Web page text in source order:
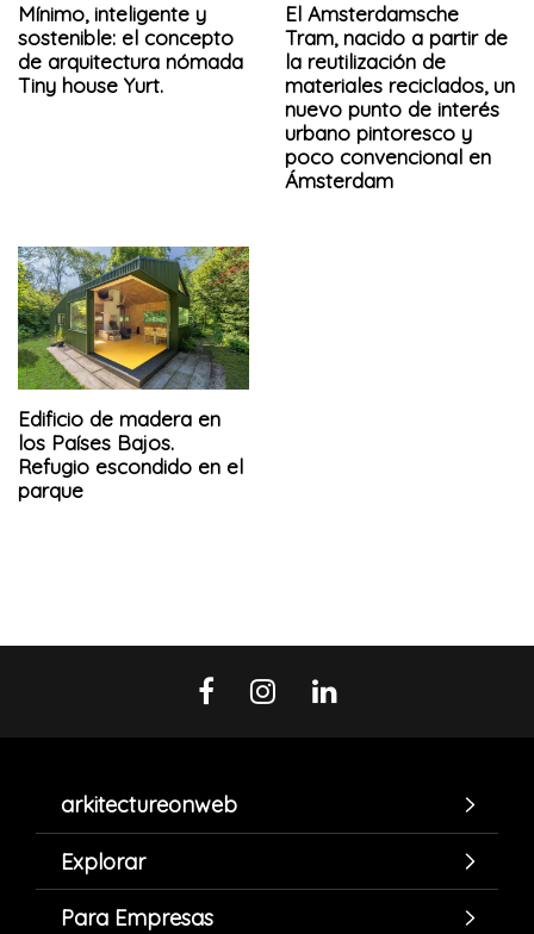
Mínimo, inteligente y
sostenible: el concepto
de arquitectura nómada
Tiny house Yurt.
El Amsterdamsche
Tram, nacido a partir de
la reutilización de
materiales reciclados, un
nuevo punto de interés
urbano pintoresco y
poco convencional en
Ámsterdam
Edificio de madera en
los Países Bajos.
Refugio escondido en el
parque
arkitectureonweb
Explorar
Para Empresas